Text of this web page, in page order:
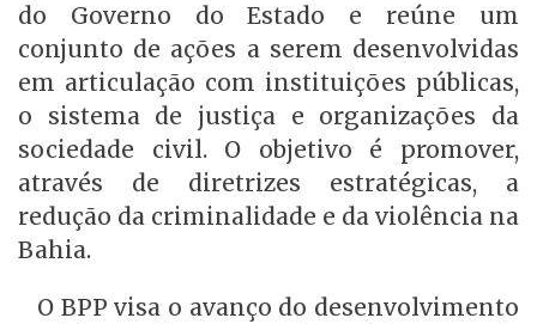
do Governo do Estado e reúne um
conjunto de ações a serem desenvolvidas
em articulação com instituições públicas,
o sistema de justiça e organizações da
sociedade civil. O objetivo é promover,
através de diretrizes estratégicas, a
redução da criminalidade e da violência na
Bahia.
O BPP visa o avanço do desenvolvimento